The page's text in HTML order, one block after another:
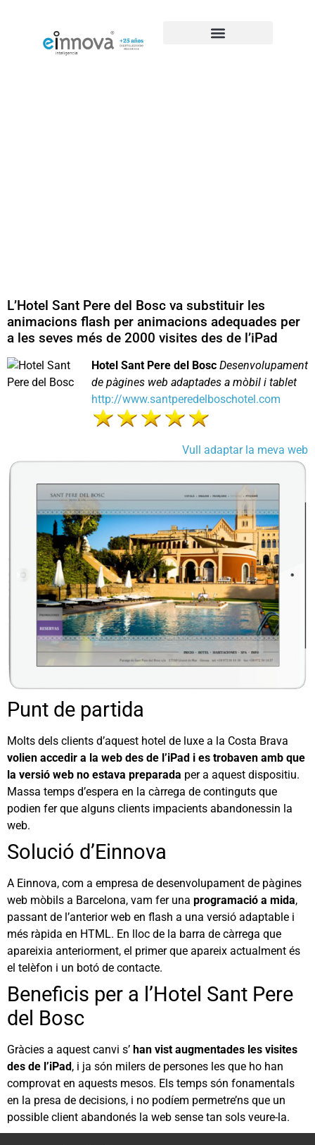
L’Hotel Sant Pere del Bosc va substituir les
animacions flash per animacions adequades per
a les seves més de 2000 visites des de l’iPad
Hotel Sant Pere del Bosc Desenvolupament
de pàgines web adaptades a mòbil i tablet
http://www.santperedelboschotel.com
Vull adaptar la meva web
Punt de partida
Molts dels clients d’aquest hotel de luxe a la Costa Brava
volien accedir a la web des de l’iPad i es trobaven amb que
la versió web no estava preparada per a aquest dispositiu.
Massa temps d’espera en la càrrega de continguts que
podien fer que alguns clients impacients abandonessin la
web.
Solució d’Einnova
A Einnova, com a empresa de desenvolupament de pàgines
web mòbils a Barcelona, vam fer una programació a mida,
passant de l’anterior web en flash a una versió adaptable i
més ràpida en HTML. En lloc de la barra de càrrega que
apareixia anteriorment, el primer que apareix actualment és
el telèfon i un botó de contacte.
Beneficis per a l’Hotel Sant Pere
del Bosc
Gràcies a aquest canvi s’ han vist augmentades les visites
des de l’iPad, i ja són milers de persones les que ho han
comprovat en aquests mesos. Els temps són fonamentals
en la presa de decisions, i no podíem permetre’ns que un
possible client abandonés la web sense tan sols veure-la.